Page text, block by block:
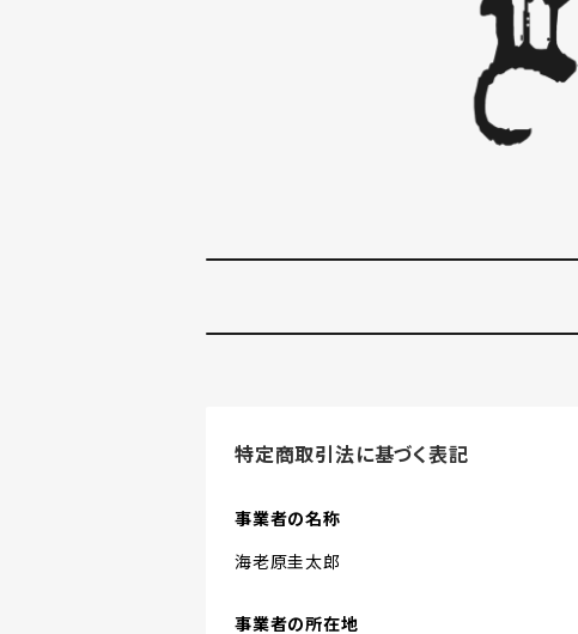
特定商取引法に基づく表記
事業者の名称
海老原圭太郎
事業者の所在地